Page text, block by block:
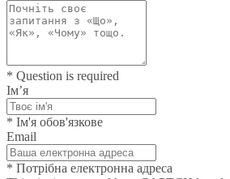
* Question is required
Ім’я
* Ім'я обов'язкове
Email
* Потрібна електронна адреса